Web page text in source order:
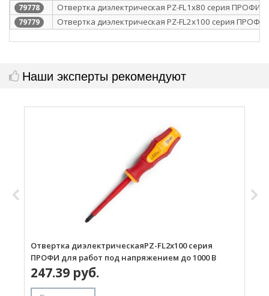
79778 Отвертка диэлектрическая PZ-FL1х80 серия ПРОФИ
79779 Отвертка диэлектрическая PZ-FL2х100 серия ПРОФИ
Наши эксперты рекомендуют
Отвертка диэлектрическаяPZ-FL2х100 серия
ПРОФИ для работ под напряжением до 1000 В
247.39 руб.